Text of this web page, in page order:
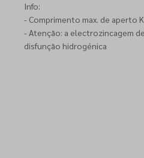
Info:
- Comprimento max. de aperto
- Atenção: a electrozincagem
disfunção hidrogénica